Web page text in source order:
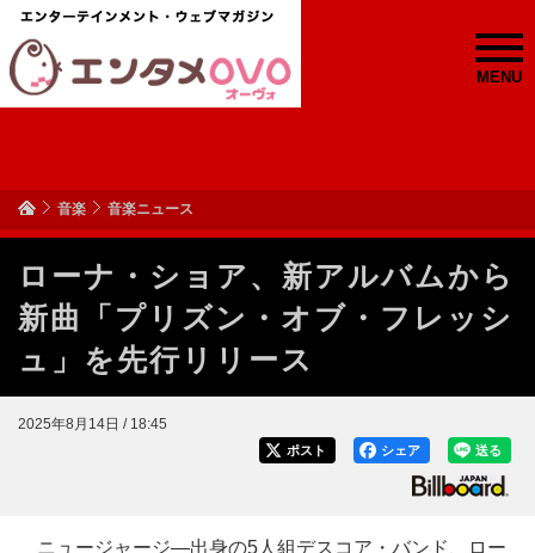
MENU
音楽 音楽ニュース
ローナ・ショア、新アルバムから
新曲「プリズン・オブ・フレッシ
ュ」を先行リリース
2025年8月14日 / 18:45
送る
シェア
ポスト
ニュージャージ―出身の5人組デスコア・バンド、ロー